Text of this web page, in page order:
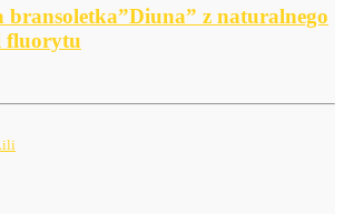
bransoletka”Diuna” z naturalnego
fluorytu